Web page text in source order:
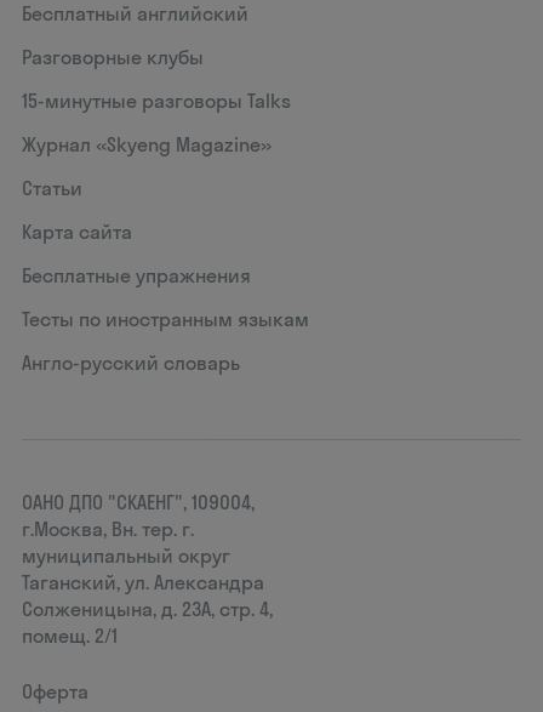
Бесплатный английский
Разговорные клубы
15‑минутные разговоры Talks
Журнал «Skyeng Magazine»
Статьи
Карта сайта
Бесплатные упражнения
Тесты по иностранным языкам
Англо-русский словарь
ОАНО ДПО "СКАЕНГ", 109004,
г.Москва, Вн. тер. г.
муниципальный округ
Таганский, ул. Александра
Солженицына, д. 23А, стр. 4,
помещ. 2/1
Оферта